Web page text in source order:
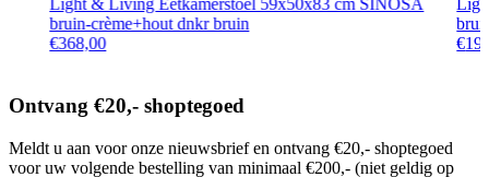
Light & Living Eetkamerstoel 59x50x83 cm SINOSA
bruin-crème+hout dnkr bruin
€368,00
€
Ontvang €20,- shoptegoed
Meldt u aan voor onze nieuwsbrief en ontvang €20,- shoptegoed
voor uw volgende bestelling van minimaal €200,- (niet geldig op